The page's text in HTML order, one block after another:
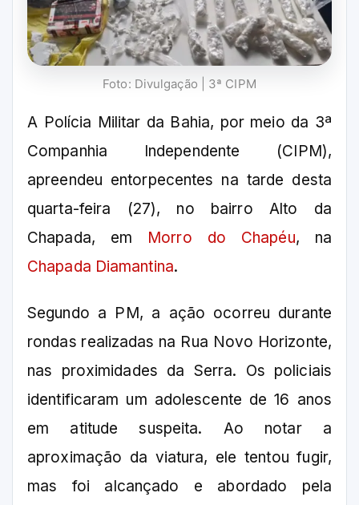
Foto: Divulgação | 3ª CIPM
A Polícia Militar da Bahia, por meio da 3ª
Companhia Independente (CIPM),
apreendeu entorpecentes na tarde desta
quarta-feira (27), no bairro Alto da
Chapada, em Morro do Chapéu, na
Chapada Diamantina.
Segundo a PM, a ação ocorreu durante
rondas realizadas na Rua Novo Horizonte,
nas proximidades da Serra. Os policiais
identificaram um adolescente de 16 anos
em atitude suspeita. Ao notar a
aproximação da viatura, ele tentou fugir,
mas foi alcançado e abordado pela